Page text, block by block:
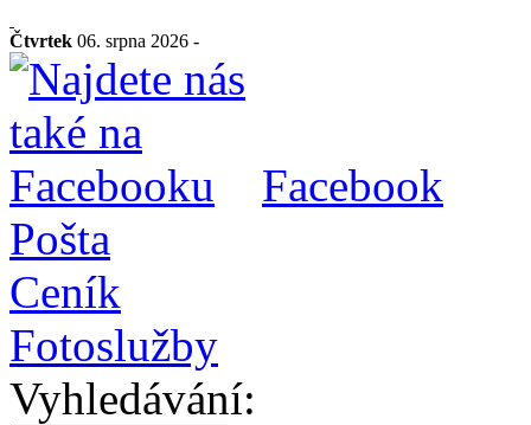
Čtvrtek 06. srpna 2026 -
Facebook
Pošta
Ceník
Fotoslužby
Vyhledávání: